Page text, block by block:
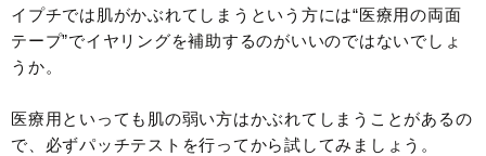
イプチでは肌がかぶれてしまうという方には“医療用の両面
テープ”でイヤリングを補助するのがいいのではないでしょ
うか。
医療用といっても肌の弱い方はかぶれてしまうことがあるの
で、必ずパッチテストを行ってから試してみましょう。